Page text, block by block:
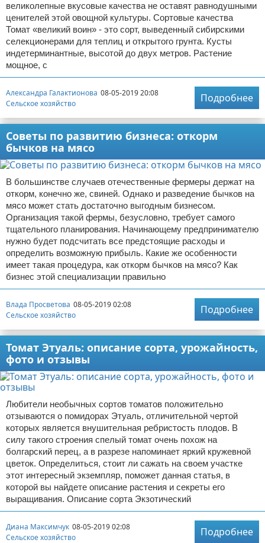
великолепные вкусовые качества не оставят равнодушными
ценителей этой овощной культуры. Сортовые качества
Томат «великий воин» - это сорт, выведенный сибирскими
селекционерами для теплиц и открытого грунта. Кусты
индетерминантные, высотой до двух метров. Растение
мощное, с
Александра Галактионова 08-05-2019 20:08
Сельское хозяйство
Подробнее
Советы по развитию бизнеса: откорм
бычков на мясо
В большинстве случаев отечественные фермеры держат на
откорм, конечно же, свиней. Однако и разведение бычков на
мясо может стать достаточно выгодным бизнесом.
Организация такой фермы, безусловно, требует самого
тщательного планирования. Начинающему предпринимателю
нужно будет подсчитать все предстоящие расходы и
определить возможную прибыль. Какие же особенности
имеет такая процедура, как откорм бычков на мясо? Как
бизнес этой специализации правильно
Влада Просветова 08-05-2019 02:08
Сельское хозяйство
Подробнее
Томат Этуаль: описание сорта, урожайность,
фото и отзывы
Любители необычных сортов томатов положительно
отзываются о помидорах Этуаль, отличительной чертой
которых является внушительная ребристость плодов. В
силу такого строения спелый томат очень похож на
болгарский перец, а в разрезе напоминает яркий кружевной
цветок. Определиться, стоит ли сажать на своем участке
этот интересный экземпляр, поможет данная статья, в
которой вы найдете описание растения и секреты его
выращивания. Описание сорта Экзотический
Диана Максимчук 08-05-2019 02:08
Сельское хозяйство
Подробнее